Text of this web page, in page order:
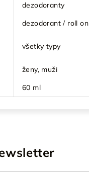
dezodoranty
dezodorant / roll on
všetky typy
ženy, muži
60 ml